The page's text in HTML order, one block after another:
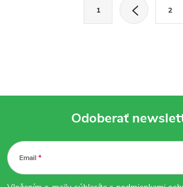
d
c
i
n
i
1 2
Z
á
Odoberať
Email